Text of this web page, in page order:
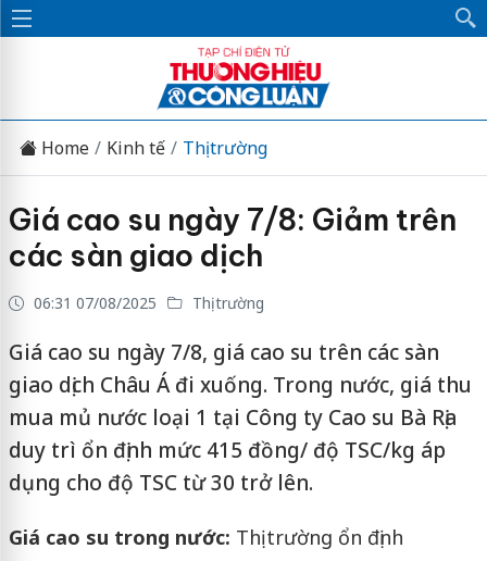
Home Kinh tế Thị trường
Giá cao su ngày 7/8: Giảm trên
các sàn giao dịch
06:31 07/08/2025 Thị trường
Giá cao su ngày 7/8, giá cao su trên các sàn
giao dịch Châu Á đi xuống. Trong nước, giá thu
mua mủ nước loại 1 tại Công ty Cao su Bà Rịa
duy trì ổn định mức 415 đồng/ độ TSC/kg áp
dụng cho độ TSC từ 30 trở lên.
Giá cao su trong nước: Thị trường ổn định